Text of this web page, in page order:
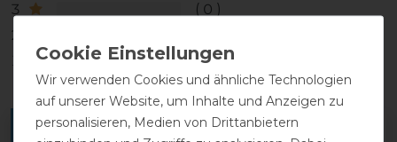
3
0
2
1
0
Melde dich an, um eine Kundenrezension zu
Wir verwenden Cookies und ähnliche Technologien
auf unserer Website, um Inhalte und Anzeigen zu
personalisieren, Medien von Drittanbietern